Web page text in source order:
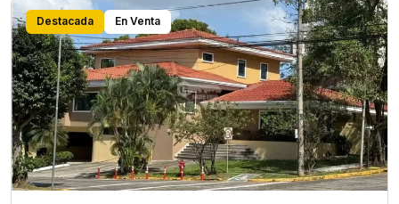
Destacada En Venta